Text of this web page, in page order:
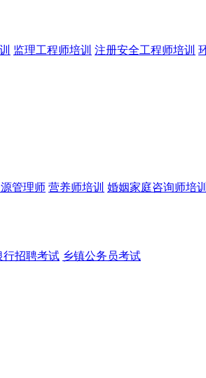
监理工程师培训 注册安全工程师培训
管理师 营养师培训 婚姻家庭咨询师培训
行招聘考试 乡镇公务员考试